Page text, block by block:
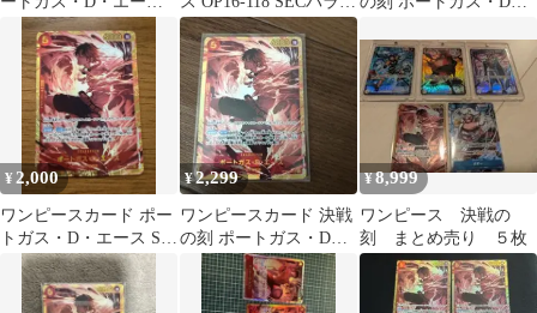
ス シークレット sec
決戦の刻
ル 決戦の刻
ト
¥ 2,000
ワンピースカード ポー
トガス・D・エース SR
OP16-005 おまけ付き
¥2,299
ワンピースカード 決戦
の刻 ポートガス・D・
エース SEC
¥8,999
ワンピース 決戦の
刻 まとめ売り ５枚